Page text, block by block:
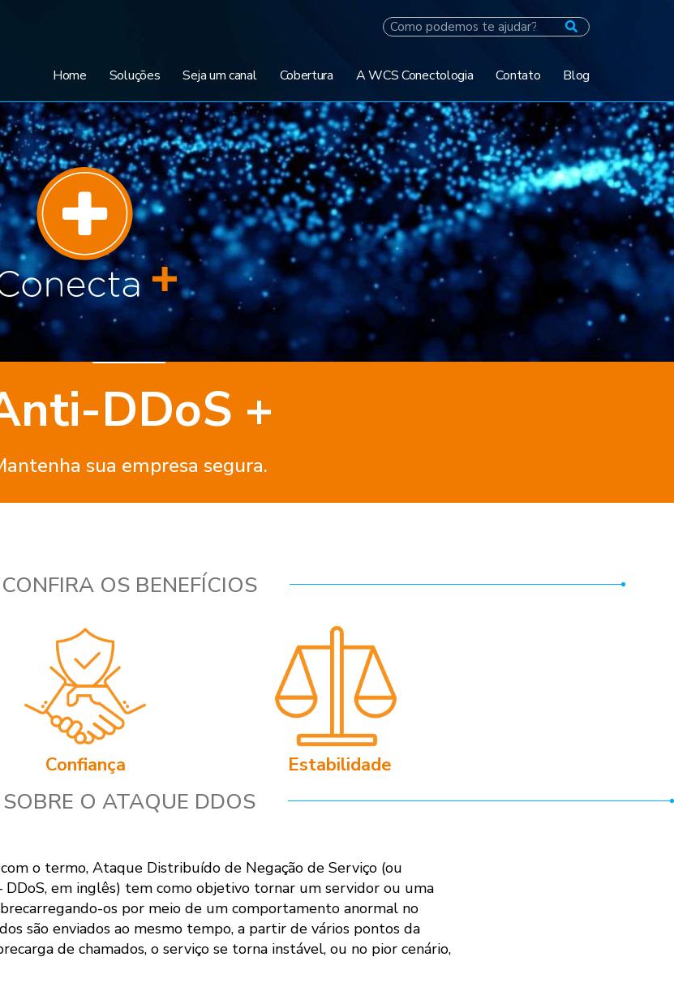
Home Soluções Seja um canal Cobertura A WCS Conectologia Contato Blog
DDoS +
sua empresa segura.
CONFIRA OS BENEFÍCIOS
Confiança Estabilidade
SOBRE O ATAQUE DDOS
o termo, Ataque Distribuído de Negação de Serviço (ou
em inglês) tem como objetivo tornar um servidor ou uma
os por meio de um comportamento anormal no
são enviados ao mesmo tempo, a partir de vários pontos da
de chamados, o serviço se torna instável, ou no pior cenário,